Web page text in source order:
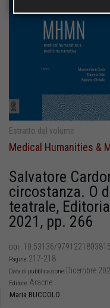
Estratto dal volume
Medical Humanities &
Salvatore
circostanza. O
teatrale,
2021, pp. 266
DOI: 10.53136/
Pagine: 217-218
Data di pubblicazione: Dicembre
Editore: Aracne
Maria BUCCOLO